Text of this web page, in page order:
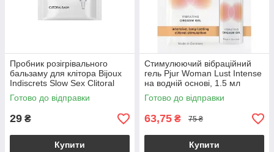
Пробник розігрівального
бальзаму для клітора Bijoux
Indiscrets Slow Sex Clitoral
balm
Готово до відправки
29 ₴
Купити
Стимулюючий вібраційний
гель Pjur Woman Lust Intense
на водній основі, 1.5 мл
Готово до відправки
63,75 ₴ 75 ₴
Купити